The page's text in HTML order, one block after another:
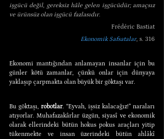
işgücü değil, gereksiz hâle gelen işgücüdür; amaçsız
ve ürünsüz olan işgücü fazlasıdır.
Frédéric Bastiat
Ekonomik Safsatalar, s. 316
Ekonomi mantığından anlamayan insanlar için bu
günler kötü zamanlar, çünkü onlar için dünyaya
yaklaşıp çarpmakta olan büyük bir göktaşı var.
Bu göktaşı, robotlar. “Eyvah, işsiz kalacağız!” naraları
atıyorlar. Muhafazakârlar üzgün, siyasî ve ekonomik
olarak ellerindeki bütün hokus pokus araçları yitip
tükenmekte ve insan üzerindeki bütün ahlâkî